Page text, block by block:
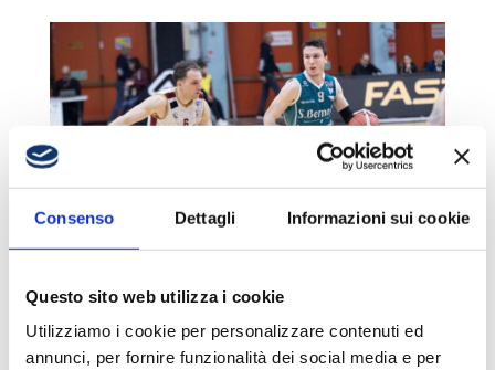
Consenso Dettagli Informazioni sui cookie
Questo sito web utilizza i cookie
Utilizziamo i cookie per personalizzare contenuti ed
annunci, per fornire funzionalità dei social media e per
TUTTO FACILE PER CANTÙ AL PALARADI CON
daSamuele Nava|Mar 26, 2023|Uncategorized